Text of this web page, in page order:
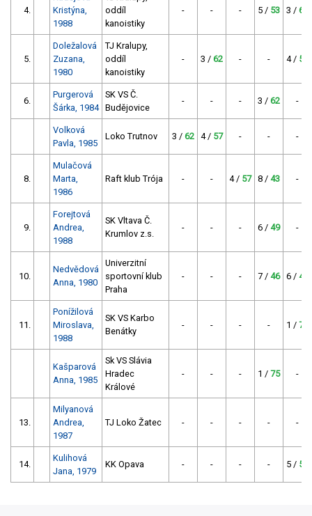
4.
Kristýna,
1988
oddíl
kanoistiky
- - - 5 / 53 3 / 62
5.
Doležalová
Zuzana,
1980
TJ Kralupy,
oddíl
kanoistiky
- 3 / 62 - - 4 / 57
6.
Purgerová
Šárka, 1984
SK VS Č.
Budějovice
- - - 3 / 62 -
Volková
Pavla, 1985
Loko Trutnov 3 / 62 4 / 57 - - -
8.
Mulačová
Marta,
1986
Raft klub Trója - - 4 / 57 8 / 43 -
9.
Forejtová
Andrea,
1988
SK Vltava Č.
Krumlov z.s.
- - - 6 / 49 -
10.
Nedvědová
Anna, 1980
Univerzitní
sportovní klub
Praha
- - - 7 / 46 6 / 49
11.
Ponížilová
Miroslava,
1988
SK VS Karbo
Benátky
- - - - 1 / 75
Kašparová
Anna, 1985
Sk VS Slávia
Hradec
Králové
- - - 1 / 75 -
13.
Milyanová
Andrea,
1987
TJ Loko Žatec - - - - -
14.
Kulihová
Jana, 1979
KK Opava - - - - 5 / 53